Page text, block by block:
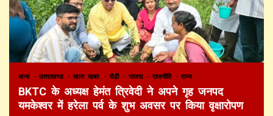
अन्य उत्तराखण्ड खास खबर पौड़ी भाजपा राजनीति राज्य
BKTC के अध्यक्ष हेमंत त्रिवेदी ने अपने गृह जनपद
यमकेश्वर में हरेला पर्व के शुभ अवसर पर किया वृक्षारोपण